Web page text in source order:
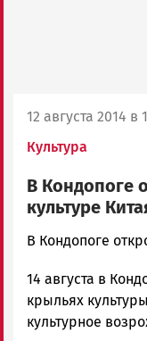
12 августа 2014 в
Культура
В Кондопоге
культуре
admintimur
Петрозаводска
и
Карелии
В Кондопоге
14 августа в
крыльях
культурное